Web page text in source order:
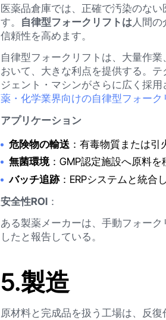
医薬品倉庫では、正確で汚染のな
す。 自律型フォークリフトは 人間
信頼性を高めます。
自律型フォークリフトは、大量作
おいて、大きな利点を提供する。
ジェント・マシンがさらに広く採
薬・化学業界向けの自律型フォーク
アプリケーション
危険物の輸送 ：有毒物質または引
無菌環境：GMP認定施設へ原料を
バッチ追跡：ERPシステムと統合
安全性ROI ：
ある製薬メーカーは、手動フォー
したと報告している。
5.製造
原材料と完成品を扱う工場は、反